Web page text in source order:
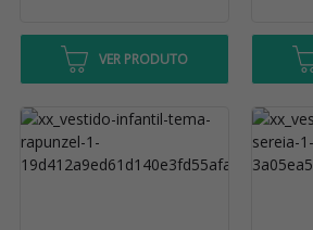
VER PRODUTO